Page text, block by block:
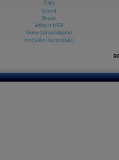
ČNB
Grexit
Brexit
Volby v USA
Video zpravodajství
Investiční komentáře